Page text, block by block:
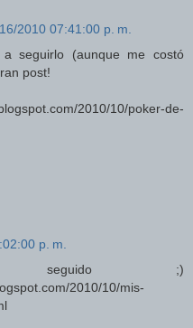
2010 07:41:00 p. m.
seguirlo (aunque me costó
post!
2010/10/poker-de-
p. m.
;)
2010/10/mis-